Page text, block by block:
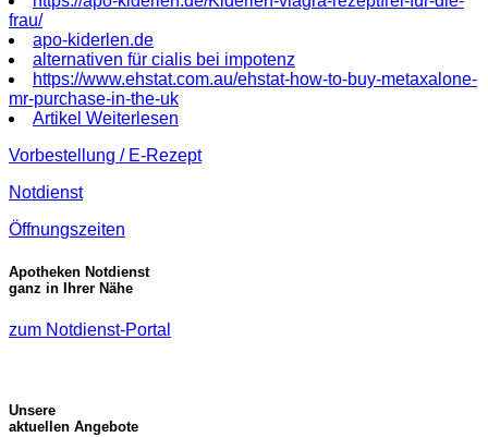
frau/
apo-kiderlen.de
alternativen für cialis bei impotenz
https://www.ehstat.com.au/ehstat-how-to-buy-metaxalone-
mr-purchase-in-the-uk
Artikel Weiterlesen
Vorbestellung / E-Rezept
Notdienst
Öffnungszeiten
Apotheken Notdienst
ganz in Ihrer Nähe
zum Notdienst-Portal
Unsere
aktuellen Angebote